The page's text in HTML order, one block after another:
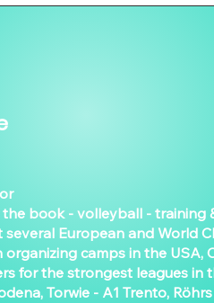
book - volleyball - training
several European and World
organizing camps in the USA,
for the strongest leagues
Torwie - A1 Trento,